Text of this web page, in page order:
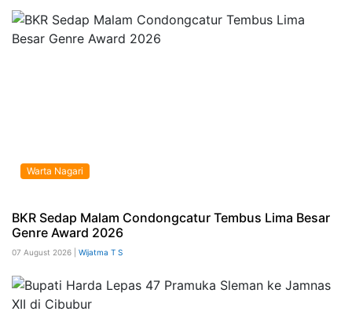
Warta Nagari
BKR Sedap Malam Condongcatur Tembus Lima Besar
Genre Award 2026
07 August 2026 | Wijatma T S